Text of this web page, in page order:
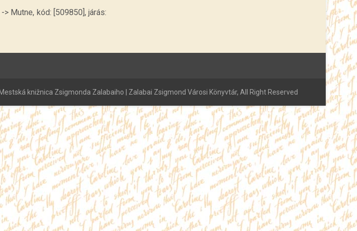
Mutne, kód: [509850], járás:
knižnica Zsigmonda Zalabaiho | Zalabai Zsigmond Városi Könyvtár, All Right Reserved